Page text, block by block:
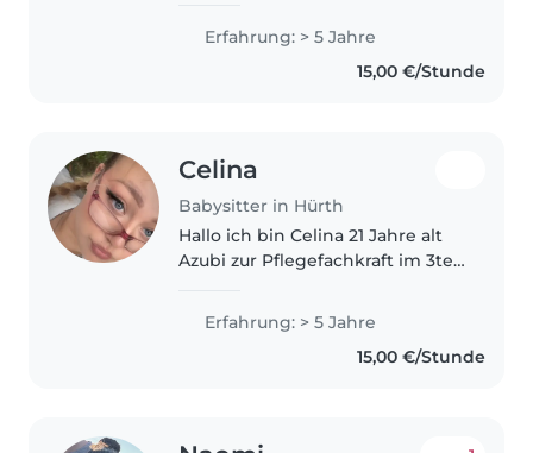
verdienen und nutze daher
meine guten Kinderbetreuungs-
Erfahrung: > 5 Jahre
15,00 €/Stunde
Celina
Babysitter in Hürth
Hallo ich bin Celina 21 Jahre alt
Azubi zur Pflegefachkraft im 3ten
nebenjob. Ich bin auf diese App
gestoßen weil ich kleine
Geschwister habe auf die ich..
Erfahrung: > 5 Jahre
15,00 €/Stunde